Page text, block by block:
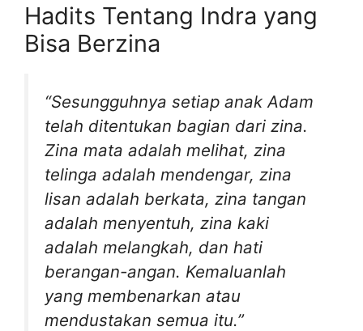
Hadits Tentang Indra yang
Bisa Berzina
“Sesungguhnya setiap anak Adam
telah ditentukan bagian dari zina.
Zina mata adalah melihat, zina
telinga adalah mendengar, zina
lisan adalah berkata, zina tangan
adalah menyentuh, zina kaki
adalah melangkah, dan hati
berangan-angan. Kemaluanlah
yang membenarkan atau
mendustakan semua itu.”